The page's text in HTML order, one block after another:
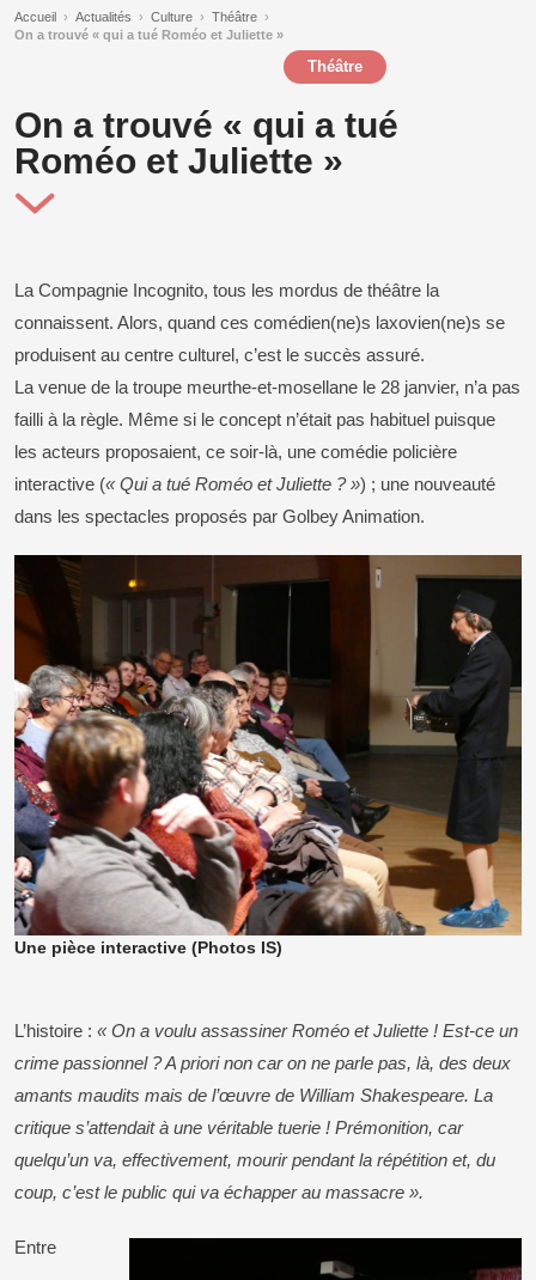
Accueil › Actualités › Culture › Théâtre ›
On a trouvé « qui a tué Roméo et Juliette »
Théâtre
On a trouvé « qui a tué
Roméo et Juliette »
La Compagnie Incognito, tous les mordus de théâtre la
connaissent. Alors, quand ces comédien(ne)s laxovien(ne)s se
produisent au centre culturel, c’est le succès assuré.
La venue de la troupe meurthe-et-mosellane le 28 janvier, n’a pas
failli à la règle. Même si le concept n’était pas habituel puisque
les acteurs proposaient, ce soir-là, une comédie policière
interactive (« Qui a tué Roméo et Juliette ? ») ; une nouveauté
dans les spectacles proposés par Golbey Animation.
Une pièce interactive (Photos IS)
L’histoire : « On a voulu assassiner Roméo et Juliette ! Est-ce un
crime passionnel ? A priori non car on ne parle pas, là, des deux
amants maudits mais de l’œuvre de William Shakespeare. La
critique s’attendait à une véritable tuerie ! Prémonition, car
quelqu’un va, effectivement, mourir pendant la répétition et, du
coup, c’est le public qui va échapper au massacre ».
Entre